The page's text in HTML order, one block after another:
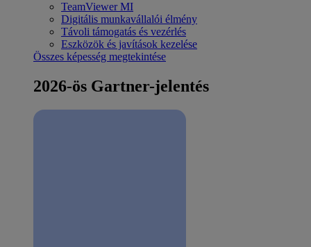
TeamViewer MI
Digitális munkavállalói élmény
Távoli támogatás és vezérlés
Eszközök és javítások kezelése
Összes képesség megtekintése
2026-ös Gartner-jelentés